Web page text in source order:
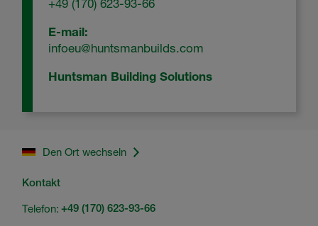
E-mail:
infoeu@huntsmanbuilds.com
Huntsman Building Solutions
Den Ort wechseln
Kontakt
Telefon: +49 (170) 623-93-66